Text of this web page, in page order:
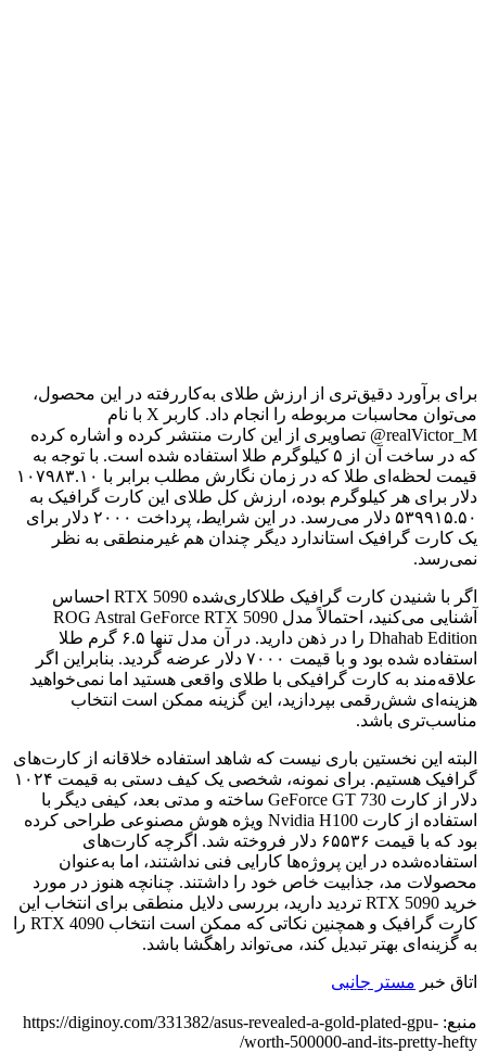
برای برآورد دقیق‌تری از ارزش طلای به‌کاررفته در این محصول،
می‌توان محاسبات مربوطه را انجام داد. کاربر X با نام
realVictor_M@ تصاویری از این کارت منتشر کرده و اشاره کرده
که در ساخت آن از ۵ کیلوگرم طلا استفاده شده است. با توجه به
قیمت لحظه‌ای طلا که در زمان نگارش مطلب برابر با ۱۰۷۹۸۳.۱۰
دلار برای هر کیلوگرم بوده، ارزش کل طلای این کارت گرافیک به
۵۳۹۹۱۵.۵۰ دلار می‌رسد. در این شرایط، پرداخت ۲۰۰۰ دلار برای
یک کارت گرافیک استاندارد دیگر چندان هم غیرمنطقی به نظر
نمی‌رسد.
اگر با شنیدن کارت گرافیک طلاکاری‌شده RTX 5090 احساس
آشنایی می‌کنید، احتمالاً مدل ROG Astral GeForce RTX 5090
Dhahab Edition را در ذهن دارید. در آن مدل تنها ۶.۵ گرم طلا
استفاده شده بود و با قیمت ۷۰۰۰ دلار عرضه گردید. بنابراین اگر
علاقه‌مند به کارت گرافیکی با طلای واقعی هستید اما نمی‌خواهید
هزینه‌ای شش‌رقمی بپردازید، این گزینه ممکن است انتخاب
مناسب‌تری باشد.
البته این نخستین باری نیست که شاهد استفاده خلاقانه از کارت‌های
گرافیک هستیم. برای نمونه، شخصی یک کیف دستی به قیمت ۱۰۲۴
دلار از کارت GeForce GT 730 ساخته و مدتی بعد، کیفی دیگر با
استفاده از کارت Nvidia H100 ویژه هوش مصنوعی طراحی کرده
بود که با قیمت ۶۵۵۳۶ دلار فروخته شد. اگرچه کارت‌های
استفاده‌شده در این پروژه‌ها کارایی فنی نداشتند، اما به‌عنوان
محصولات مد، جذابیت خاص خود را داشتند. چنانچه هنوز در مورد
خرید RTX 5090 تردید دارید، بررسی دلایل منطقی برای انتخاب این
کارت گرافیک و همچنین نکاتی که ممکن است انتخاب RTX 4090 را
به گزینه‌ای بهتر تبدیل کند، می‌تواند راهگشا باشد.
اتاق خبر مستر جانبی
منبع: https://diginoy.com/331382/asus-revealed-a-gold-plated-gpu-
worth-500000-and-its-pretty-hefty/